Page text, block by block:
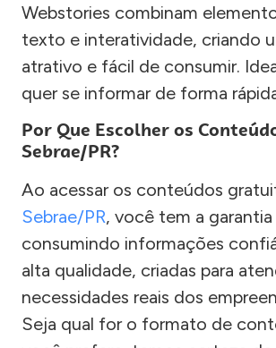
Webstories combinam
texto e interatividade, criando
atrativo e fácil de consumir.
quer se informar de forma
Por Que Escolher os
Sebrae/PR?
Ao acessar os conteúdos
Sebrae/PR, você tem a
consumindo informações
alta qualidade, criadas para
necessidades reais dos
Seja qual for o formato de